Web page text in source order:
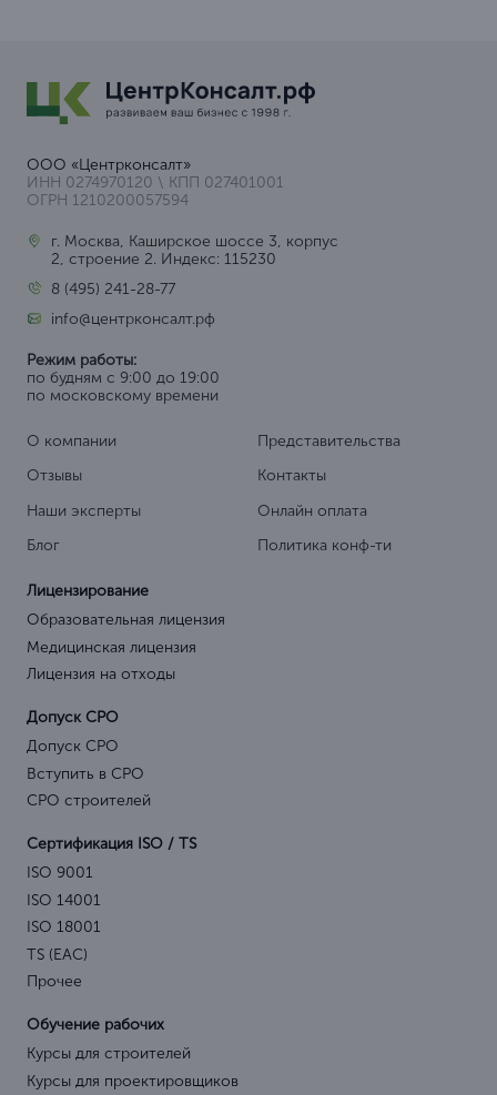
ООО «Центрконсалт»
ИНН 0274970120 \ КПП 027401001
ОГРН 1210200057594
г. Москва, Каширское шоссе 3, корпус
2, строение 2. Индекс: 115230
8 (495) 241-28-77
info@центрконсалт.рф
Режим работы:
по будням с 9:00 до 19:00
по московскому времени
О компании
Отзывы
Наши эксперты
Блог
Представительства
Контакты
Онлайн оплата
Политика конф-ти
Лицензирование
Образовательная лицензия
Медицинская лицензия
Лицензия на отходы
Допуск СРО
Допуск СРО
Вступить в СРО
СРО строителей
Сертификация ISO / TS
ISO 9001
ISO 14001
ISO 18001
TS (EAC)
Прочее
Обучение рабочих
Курсы для строителей
Курсы для проектировщиков